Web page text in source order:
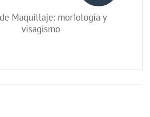
Maquillaje: morfología y
visagismo